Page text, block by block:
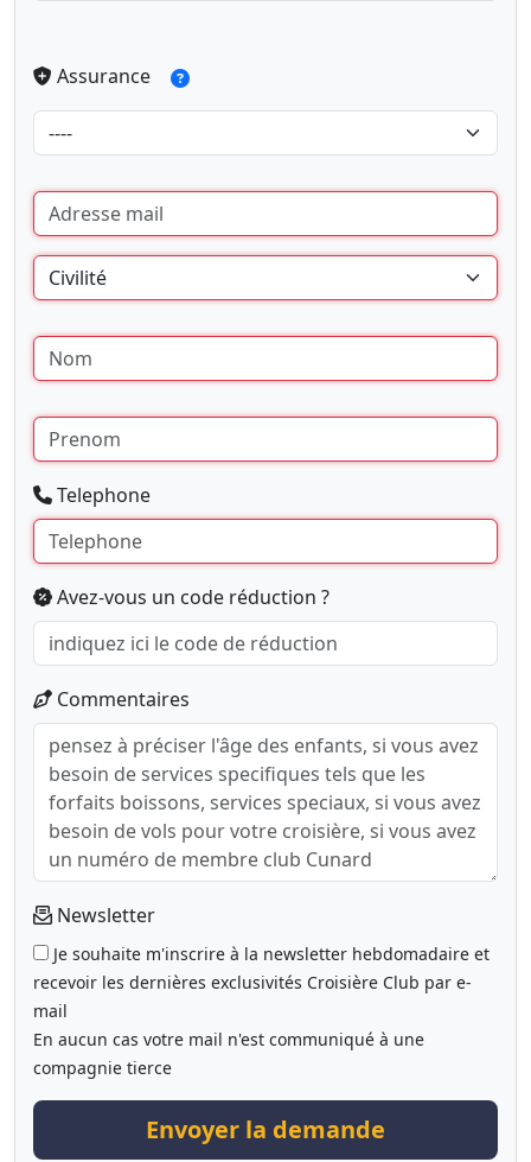
Assurance
Telephone
Avez-vous un code réduction ?
Commentaires
Newsletter
Je souhaite m'inscrire à la newsletter hebdomadaire et
recevoir les dernières exclusivités Croisière Club par e-
mail
En aucun cas votre mail n'est communiqué à une
compagnie tierce
Envoyer la demande